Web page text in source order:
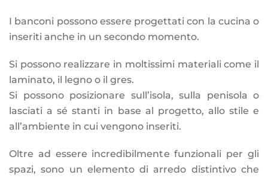
I banconi possono essere progettati con la cucina o
inseriti anche in un secondo momento.
Si possono realizzare in moltissimi materiali come il
laminato, il legno o il gres.
Si possono posizionare sull’isola, sulla penisola o
lasciati a sé stanti in base al progetto, allo stile e
all’ambiente in cui vengono inseriti.
Oltre ad essere incredibilmente funzionali per gli
spazi, sono un elemento di arredo distintivo che